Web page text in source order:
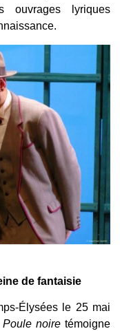
ouvrages lyriques
de fantaisie
Élysées le 25 mai
noiretémoigne